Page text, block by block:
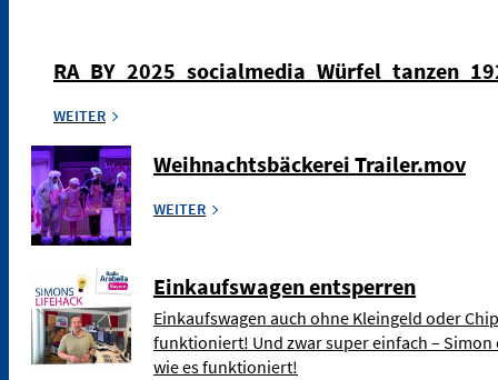
WEITER
Weihnachtsbäckerei Trailer.mov
WEITER
Einkaufswagen entsperren
Einkaufswagen auch ohne Kleingeld oder
funktioniert! Und zwar super einfach –
wie es funktioniert!